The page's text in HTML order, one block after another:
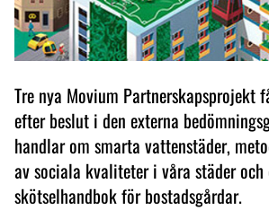
Tre nya Movium Partnerskapsprojekt
efter beslut i den externa
handlar om smarta vattenstäder,
av sociala kvaliteter i våra städer och
skötselhandbok för bostadsgårdar.